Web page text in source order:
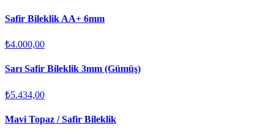
Safir Bileklik AA+ 6mm
₺4.000,00
Sarı Safir Bileklik 3mm (Gümüş)
₺5.434,00
Mavi Topaz / Safir Bileklik